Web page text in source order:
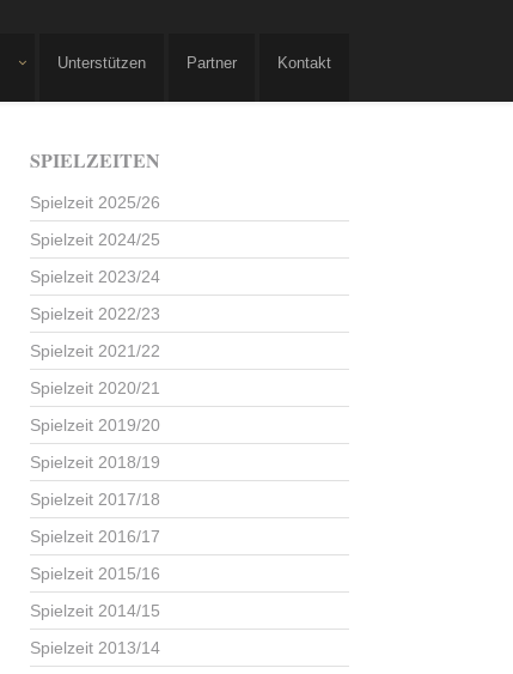
Unterstützen Partner Kontakt
SPIELZEITEN
Spielzeit 2025/26
Spielzeit 2024/25
Spielzeit 2023/24
Spielzeit 2022/23
Spielzeit 2021/22
Spielzeit 2020/21
Spielzeit 2019/20
Spielzeit 2018/19
Spielzeit 2017/18
Spielzeit 2016/17
Spielzeit 2015/16
Spielzeit 2014/15
Spielzeit 2013/14